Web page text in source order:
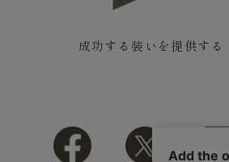
成功する装いを提供す